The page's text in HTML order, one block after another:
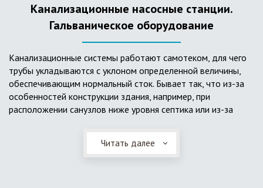
его работу в нормальном режиме. Лучшим способом
защиты оборудования является устройство герметичной
камеры или кессона, который не только защищает оголовок
скважины от негативных воздействий, но и обеспечивает
удобные условия для обслуживания в любой период года.
Кессон может быть выполнен из обычных железобетонных
колец, но только при отсутствии высокого уровня
подземных вод, так как в этом случае затруднительно
обеспечить требуемую герметичность. Если имеется
достаточную герметичность, недорогие, легко
Канализационные насосные станции.
Гальваническое оборудование
Канализационные системы работают самотеком, для чего
трубы укладываются с уклоном определенной величины,
обеспечивающим нормальный сток. Бывает так, что из-за
особенностей конструкции здания, например, при
расположении санузлов ниже уровня септика или из-за
Единственное решение в таком случае – это
использование КНС – канализационной насосной станции.
Читать далее